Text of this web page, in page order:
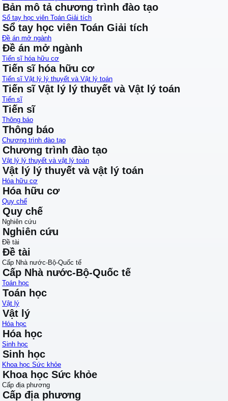
Bản mô tả chương trình đào tạo
Sổ tay học viên Toán Giải tích
Sổ tay học viên Toán Giải tích
Đề án mở ngành
Đề án mở ngành
Tiến sĩ hóa hữu cơ
Tiến sĩ hóa hữu cơ
Tiến sĩ Vật lý lý thuyết và Vật lý toán
Tiến sĩ Vật lý lý thuyết và Vật lý toán
Tiến sĩ
Tiến sĩ
Thông báo
Thông báo
Chương trình đào tạo
Chương trình đào tạo
Vật lý lý thuyết và vật lý toán
Vật lý lý thuyết và vật lý toán
Hóa hữu cơ
Hóa hữu cơ
Quy chế
Quy chế
Nghiên cứu
Nghiên cứu
Đề tài
Đề tài
Cấp Nhà nước-Bộ-Quốc tế
Cấp Nhà nước-Bộ-Quốc tế
Toán học
Toán học
Vật lý
Vật lý
Hóa học
Hóa học
Sinh học
Sinh học
Khoa học Sức khỏe
Khoa học Sức khỏe
Cấp địa phương
Cấp địa phương